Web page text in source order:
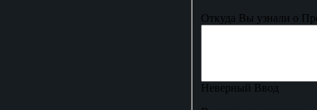
Откуда Вы узнали о
Неверный Ввод